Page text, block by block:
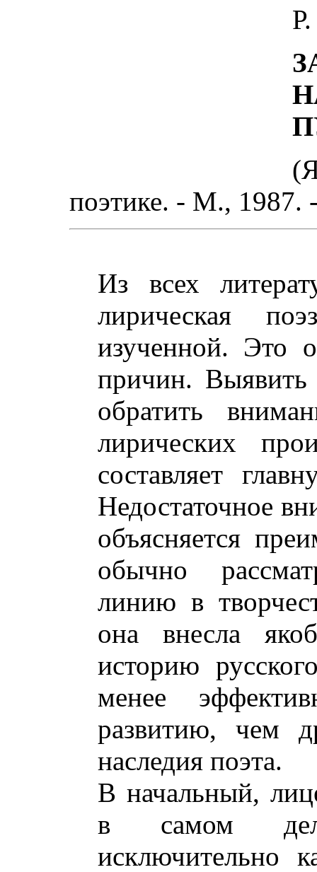
поэтике. - М., 1987.
Из всех
лирическая
изученной. Это
причин.
обратить
лирических
составляет
Недостаточное
объясняется
обычно
линию в
она внесла
историю
менее
развитию, чем
наследия поэта.
В начальный,
в самом
исключительно